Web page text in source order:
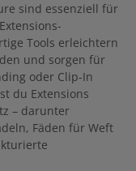
sind essenziell für
Tools erleichtern
und sorgen für
oder Clip-In
du Extensions
– darunter
Fäden für Weft